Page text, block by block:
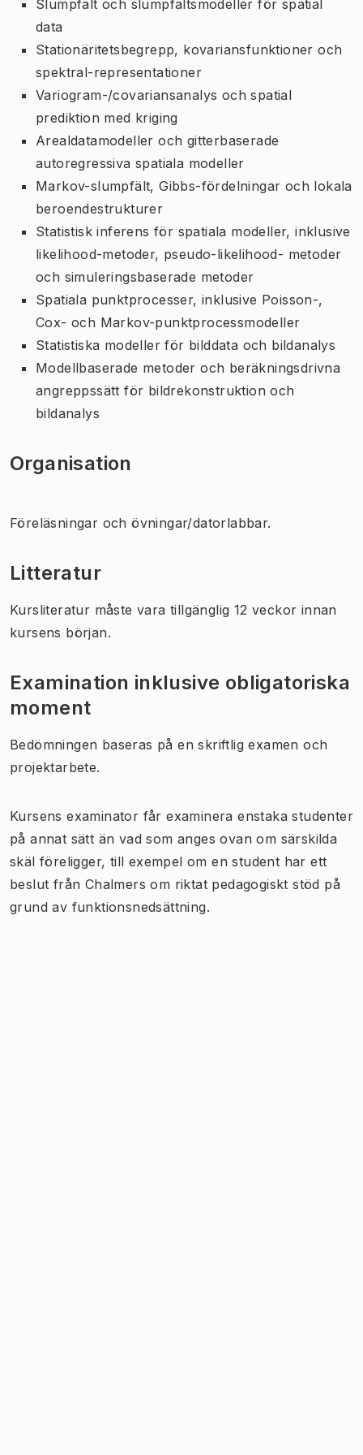
Slumpfält och slumpfältsmodeller för spatial
data
Stationäritetsbegrepp, kovariansfunktioner och
spektral-representationer
Variogram-/covariansanalys och spatial
prediktion med kriging
Arealdatamodeller och gitterbaserade
autoregressiva spatiala modeller
Markov-slumpfält, Gibbs-fördelningar och lokala
beroendestrukturer
Statistisk inferens för spatiala modeller, inklusive
likelihood-metoder, pseudo-likelihood- metoder
och simuleringsbaserade metoder
Spatiala punktprocesser, inklusive Poisson-,
Cox- och Markov-punktprocessmodeller
Statistiska modeller för bilddata och bildanalys
Modellbaserade metoder och beräkningsdrivna
angreppssätt för bildrekonstruktion och
bildanalys
Organisation
Föreläsningar och övningar/datorlabbar.
Litteratur
Kursliteratur måste vara tillgänglig 12 veckor innan
kursens början.
Examination inklusive obligatoriska
moment
Bedömningen baseras på en skriftlig examen och
projektarbete.
Kursens examinator får examinera enstaka studenter
på annat sätt än vad som anges ovan om särskilda
skäl föreligger, till exempel om en student har ett
beslut från Chalmers om riktat pedagogiskt stöd på
grund av funktionsnedsättning.